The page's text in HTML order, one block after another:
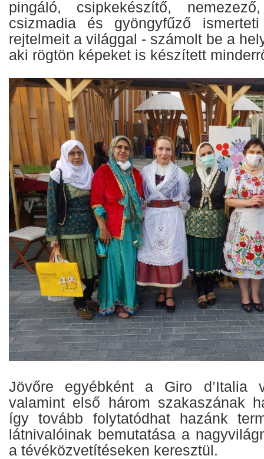
pingáló, csipkekészítő,
csizmadia és gyöngyfűző
rejtelmeit a világgal - számolt be a
aki rögtön képeket is készített
Jövőre egyébként a Giro d’Italia
valamint első három szakaszának
így tovább folytatódhat hazánk
látnivalóinak bemutatása a
a tévéközvetítéseken keresztül.